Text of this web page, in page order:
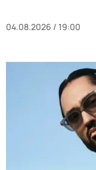
04.08.2026 / 19:00